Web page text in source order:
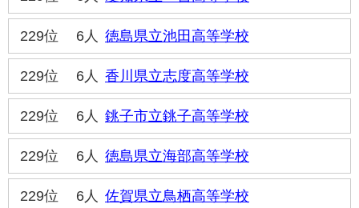
229位 6人 徳島県立池田高等学校
229位 6人 香川県立志度高等学校
229位 6人 銚子市立銚子高等学校
229位 6人 徳島県立海部高等学校
229位 6人 佐賀県立鳥栖高等学校